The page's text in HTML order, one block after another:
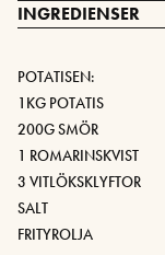
INGREDIENSER
POTATISEN:
1KG POTATIS
200G SMÖR
1 ROMARINSKVIST
3 VITLÖKSKLYFTOR
SALT
FRITYROLJA